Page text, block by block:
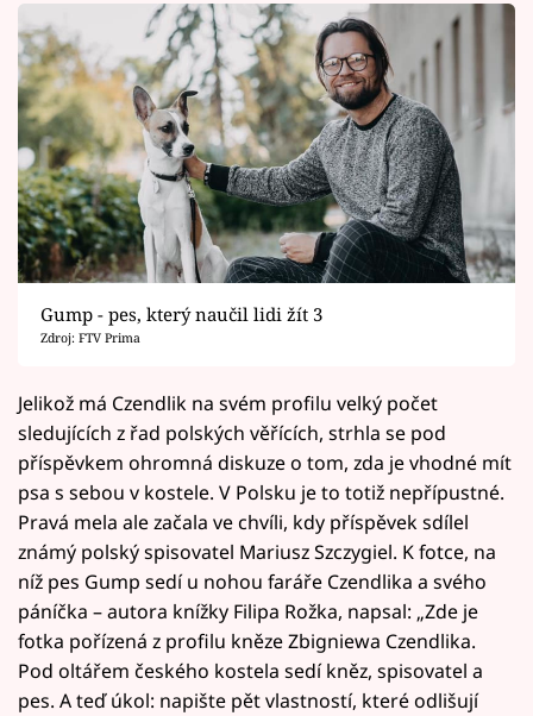
Gump - pes, který naučil lidi žít 3
Zdroj: FTV Prima
Jelikož má Czendlik na svém profilu velký počet
sledujících z řad polských věřících, strhla se pod
příspěvkem ohromná diskuze o tom, zda je vhodné mít
psa s sebou v kostele. V Polsku je to totiž nepřípustné.
Pravá mela ale začala ve chvíli, kdy příspěvek sdílel
známý polský spisovatel Mariusz Szczygiel. K fotce, na
níž pes Gump sedí u nohou faráře Czendlika a svého
páníčka – autora knížky Filipa Rožka, napsal: „Zde je
fotka pořízená z profilu kněze Zbigniewa Czendlika.
Pod oltářem českého kostela sedí kněz, spisovatel a
pes. A teď úkol: napište pět vlastností, které odlišují